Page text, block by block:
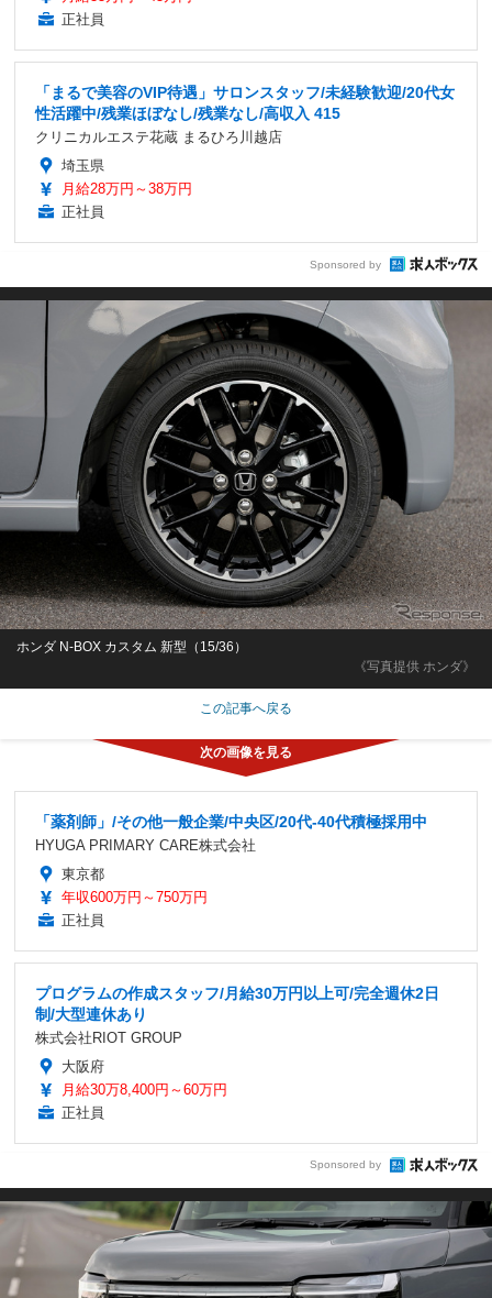
正社員
「まるで美容のVIP待遇」サロンスタッフ/未経験歓迎/20代女
性活躍中/残業ほぼなし/残業なし/高収入 415
クリニカルエステ花蔵 まるひろ川越店
埼玉県
月給28万円～38万円
正社員
Sponsored by
《写真提供 ホンダ》
ホンダ N-BOX カスタム 新型（15/36）
この記事へ戻る
「薬剤師」/その他一般企業/中央区/20代-40代積極採用中
HYUGA PRIMARY CARE株式会社
東京都
年収600万円～750万円
正社員
プログラムの作成スタッフ/月給30万円以上可/完全週休2日
制/大型連休あり
株式会社RIOT GROUP
大阪府
月給30万8,400円～60万円
正社員
Sponsored by